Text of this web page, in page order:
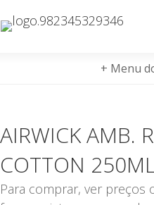
+ Menu
AIRWICK AMB.
COTTON
Para comprar, ver preços